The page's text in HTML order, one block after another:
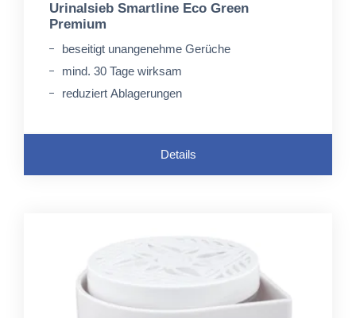
Urinalsieb Smartline Eco Green
Premium
beseitigt unangenehme Gerüche
mind. 30 Tage wirksam
reduziert Ablagerungen
Details